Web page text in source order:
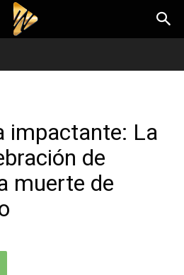
impactante: La
de
muerte de